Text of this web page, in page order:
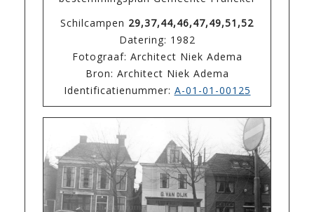
Schilcampen 29,37,44,46,47,49,51,52
Datering: 1982
Fotograaf: Architect Niek Adema
Bron: Architect Niek Adema
Identificatienummer: A-01-01-00125